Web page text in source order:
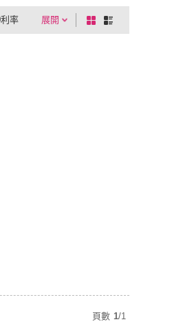
展開
率
棋
盤
列
頁數 1/1